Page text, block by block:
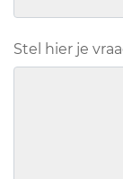
Stel hier je